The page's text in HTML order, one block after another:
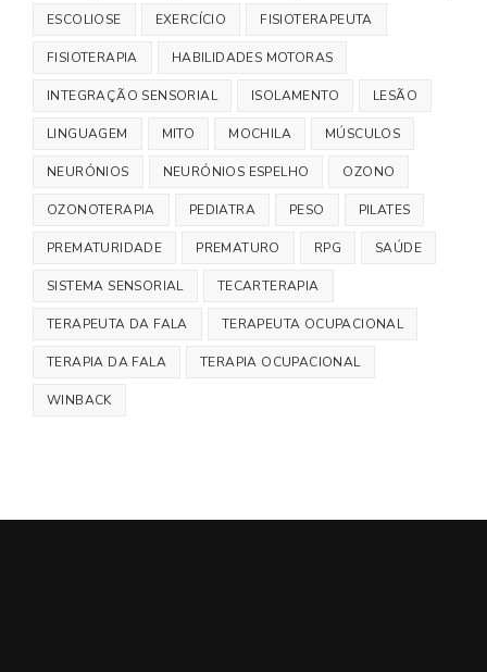
ESCOLIOSE EXERCÍCIO FISIOTERAPEUTA
FISIOTERAPIA HABILIDADES MOTORAS
INTEGRAÇÃO SENSORIAL ISOLAMENTO LESÃO
LINGUAGEM MITO MOCHILA MÚSCULOS
NEURÓNIOS NEURÓNIOS ESPELHO OZONO
OZONOTERAPIA PEDIATRA PESO PILATES
PREMATURIDADE PREMATURO RPG SAÚDE
SISTEMA SENSORIAL TECARTERAPIA
TERAPEUTA DA FALA TERAPEUTA OCUPACIONAL
TERAPIA DA FALA TERAPIA OCUPACIONAL
WINBACK